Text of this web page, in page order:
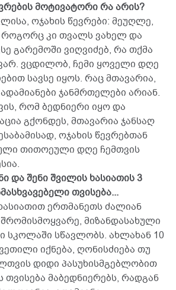
მოტივატორი რა არის?
ოჯახის წევრები: მეუღლე,
კი თვალს ვახელ და
გარემოში ვიღვიძებ, რა თქმა
ვცდილობ, ჩემი ყოველი დღე
სავსე იყოს. რაც მთავარია,
ჯანმრთელები არიან.
რომ ბედნიერი იყო და
გქონდეს, მთავარია ჯანსაღ
ოჯახის წევრებთან
თითოეული დღე ჩემთვის
და შენი შვილის ხასიათის 3
თვისება...
ერთმანეთს ძალიან
მიზანდასახული
სკოლაში სწავლობს. ახლახან 10
იქნება, ღონისძიება თუ
დიდი პასუხისმგებლობით
თვისება მაბედნიერებს, რადგან